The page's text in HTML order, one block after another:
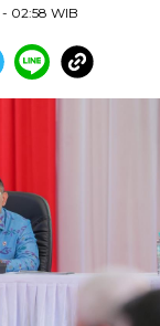
- 02:58 WIB